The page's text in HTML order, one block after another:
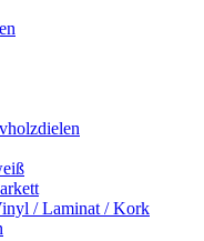
/ Laminat / Kork